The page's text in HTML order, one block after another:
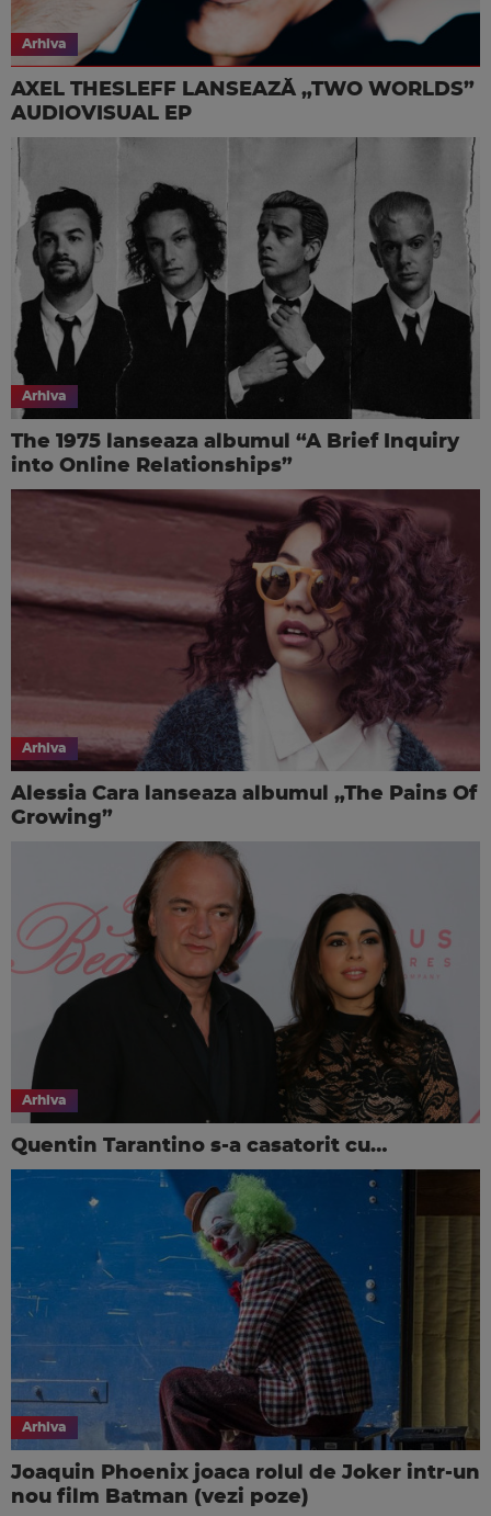
Arhiva
AXEL THESLEFF LANSEAZĂ „TWO WORLDS”
AUDIOVISUAL EP
Arhiva
The 1975 lanseaza albumul “A Brief Inquiry
into Online Relationships”
Arhiva
Alessia Cara lanseaza albumul „The Pains Of
Growing”
Arhiva
Quentin Tarantino s-a casatorit cu…
Arhiva
Joaquin Phoenix joaca rolul de Joker intr-un
nou film Batman (vezi poze)